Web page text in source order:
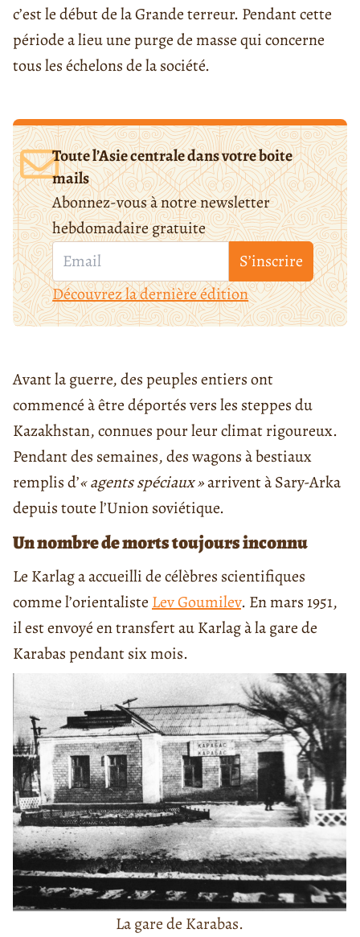
c’est le début de laGrande terreur. Pendant cette
période a lieu une purge de masse qui concerne
tous les échelons de la société.
Toute l’Asie centrale dans votre boite
mails
Abonnez-vous à notre newsletter
hebdomadaire gratuite
S’inscrire
Découvrez la dernière édition
Avant la guerre, des peuples entiers ont
commencé à être déportés vers les steppes du
Kazakhstan, connues pour leur climat rigoureux.
Pendant des semaines, des wagons à bestiaux
remplis d’« agents spéciaux »arrivent à Sary-Arka
depuis toute l’Union soviétique.
Un nombre de morts toujours inconnu
Le Karlag a accueilli de célèbres scientifiques
comme l’orientaliste Lev Goumilev. En mars 1951,
il est envoyé en transfert au Karlag à la gare de
Karabaspendant six mois.
La gare de Karabas.